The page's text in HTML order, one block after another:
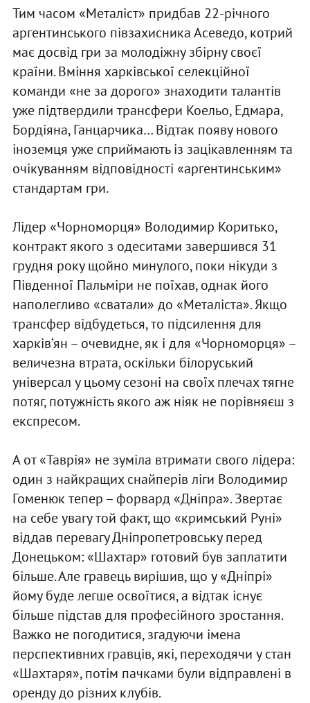
Тим часом «Металіст» придбав 22-річного
аргентинського півзахисника Асеведо, котрий
має досвід гри за молодіжну збірну своєї
країни. Вміння харківської селекційної
команди «не за дорого» знаходити талантів
уже підтвердили трансфери Коельо, Едмара,
Бордіяна, Ганцарчика… Відтак появу нового
іноземця уже сприймають із зацікавленням та
очікуванням відповідності «аргентинським»
стандартам гри.
Лідер «Чорноморця» Володимир Коритько,
контракт якого з одеситами завершився 31
грудня року щойно минулого, поки нікуди з
Південної Пальміри не поїхав, однак його
наполегливо «сватали» до «Металіста». Якщо
трансфер відбудеться, то підсилення для
харків‘ян – очевидне, як і для «Чорноморця» –
величезна втрата, оскільки білоруський
універсал у цьому сезоні на своїх плечах тягне
потяг, потужність якого аж ніяк не порівняєш з
експресом.
А от «Таврія» не зуміла втримати свого лідера:
один з найкращих снайперів ліги Володимир
Гоменюк тепер – форвард «Дніпра». Звертає
на себе увагу той факт, що «кримський Руні»
віддав перевагу Дніпропетровську перед
Донецьком: «Шахтар» готовий був заплатити
більше. Але гравець вирішив, що у «Дніпрі»
йому буде легше освоїтися, а відтак існує
більше підстав для професійного зростання.
Важко не погодитися, згадуючи імена
перспективних гравців, які, переходячи у стан
«Шахтаря», потім пачками були відправлені в
оренду до різних клубів.